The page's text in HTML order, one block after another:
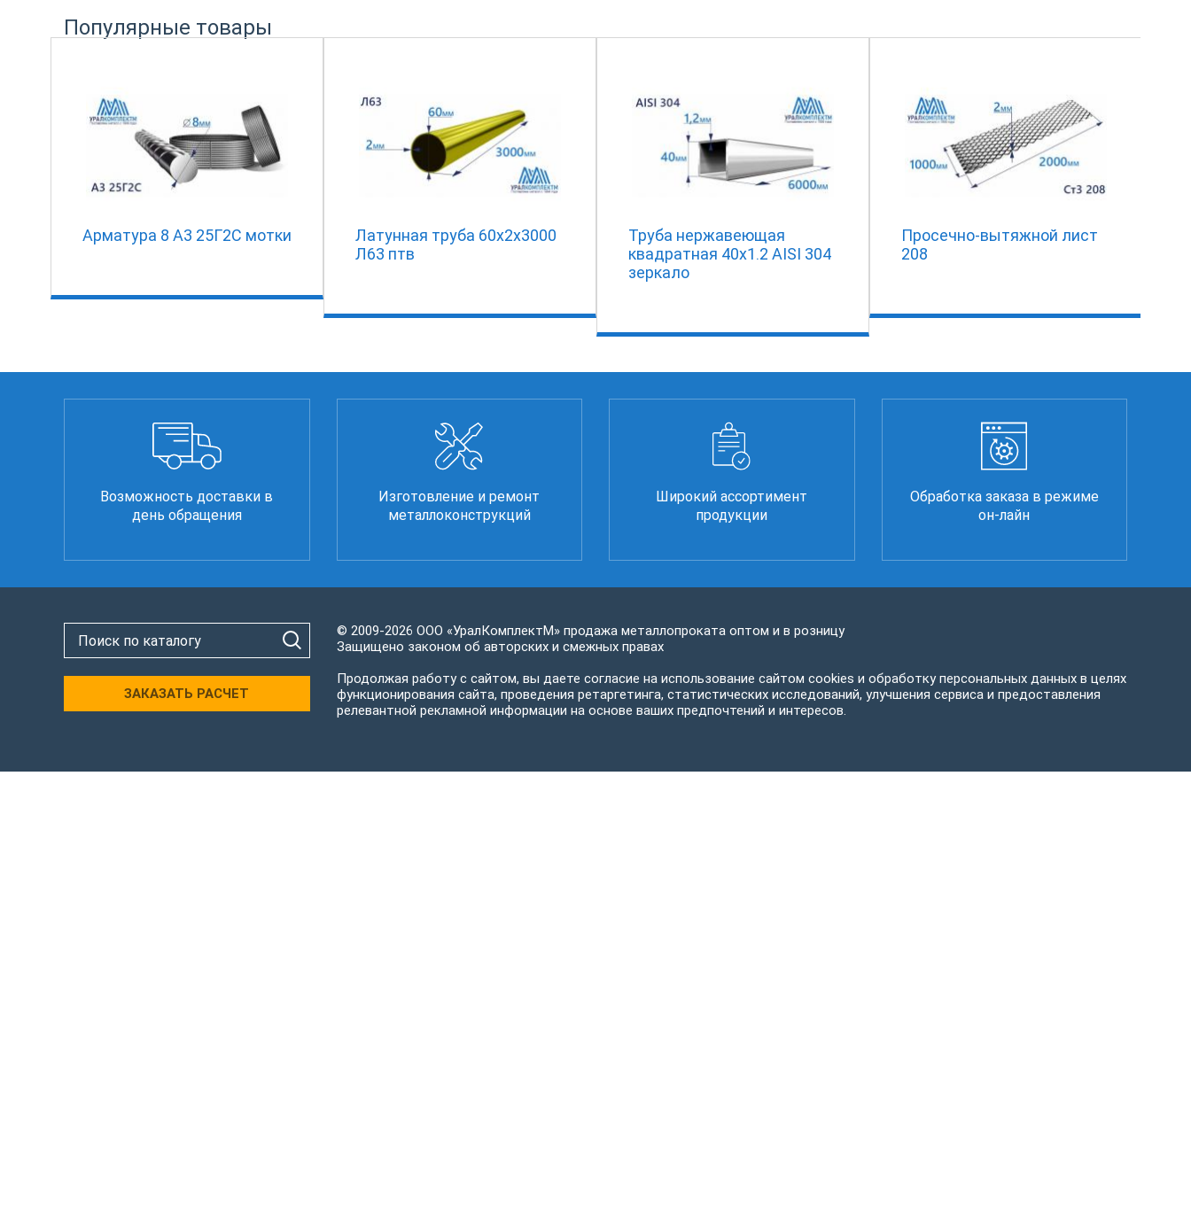
Популярные товары
Арматура 8 А3 25Г2С мотки
Латунная труба 60х2х3000
Л63 птв
Труба нержавеющая
квадратная 40х1.2 AISI 304
зеркало
Просечно-вытяжной лист
208
Возможность доставки в
день обращения
Изготовление и ремонт
металлоконструкций
Широкий ассортимент
продукции
Обработка заказа в режиме
он-лайн
ЗАКАЗАТЬ РАСЧЕТ
© 2009-2026 ООО «УралКомплектМ» продажа металлопроката оптом и в розницу
Защищено законом об авторских и смежных правах
Продолжая работу с сайтом, вы даете согласие на использование сайтом cookies и обработку персональных данных в целях
функционирования сайта, проведения ретаргетинга, статистических исследований, улучшения сервиса и предоставления
релевантной рекламной информации на основе ваших предпочтений и интересов.